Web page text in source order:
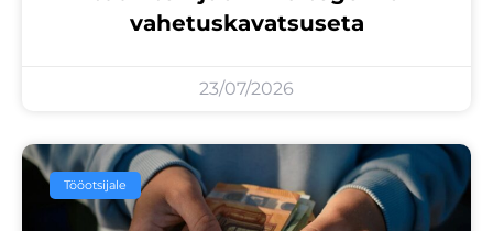
vahetuskavatsuseta
23/07/2026
Tööotsijale